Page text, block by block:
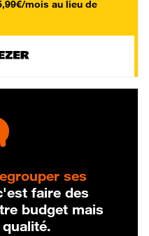
mois au lieu de
ses
faire des
budget mais